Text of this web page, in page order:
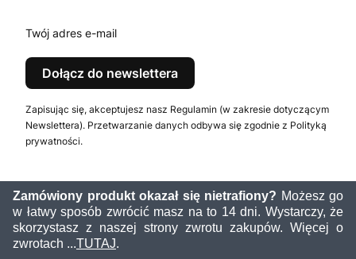
Twój adres e-mail
Dołącz do newslettera
Zapisując się, akceptujesz nasz Regulamin (w zakresie dotyczącym
Newslettera). Przetwarzanie danych odbywa się zgodnie z Polityką
prywatności.
Zamówiony produkt okazał się nietrafiony? Możesz go
w łatwy sposób zwrócić masz na to 14 dni. Wystarczy, że
skorzystasz z naszej strony zwrotu zakupów. Więcej o
zwrotach ...TUTAJ.